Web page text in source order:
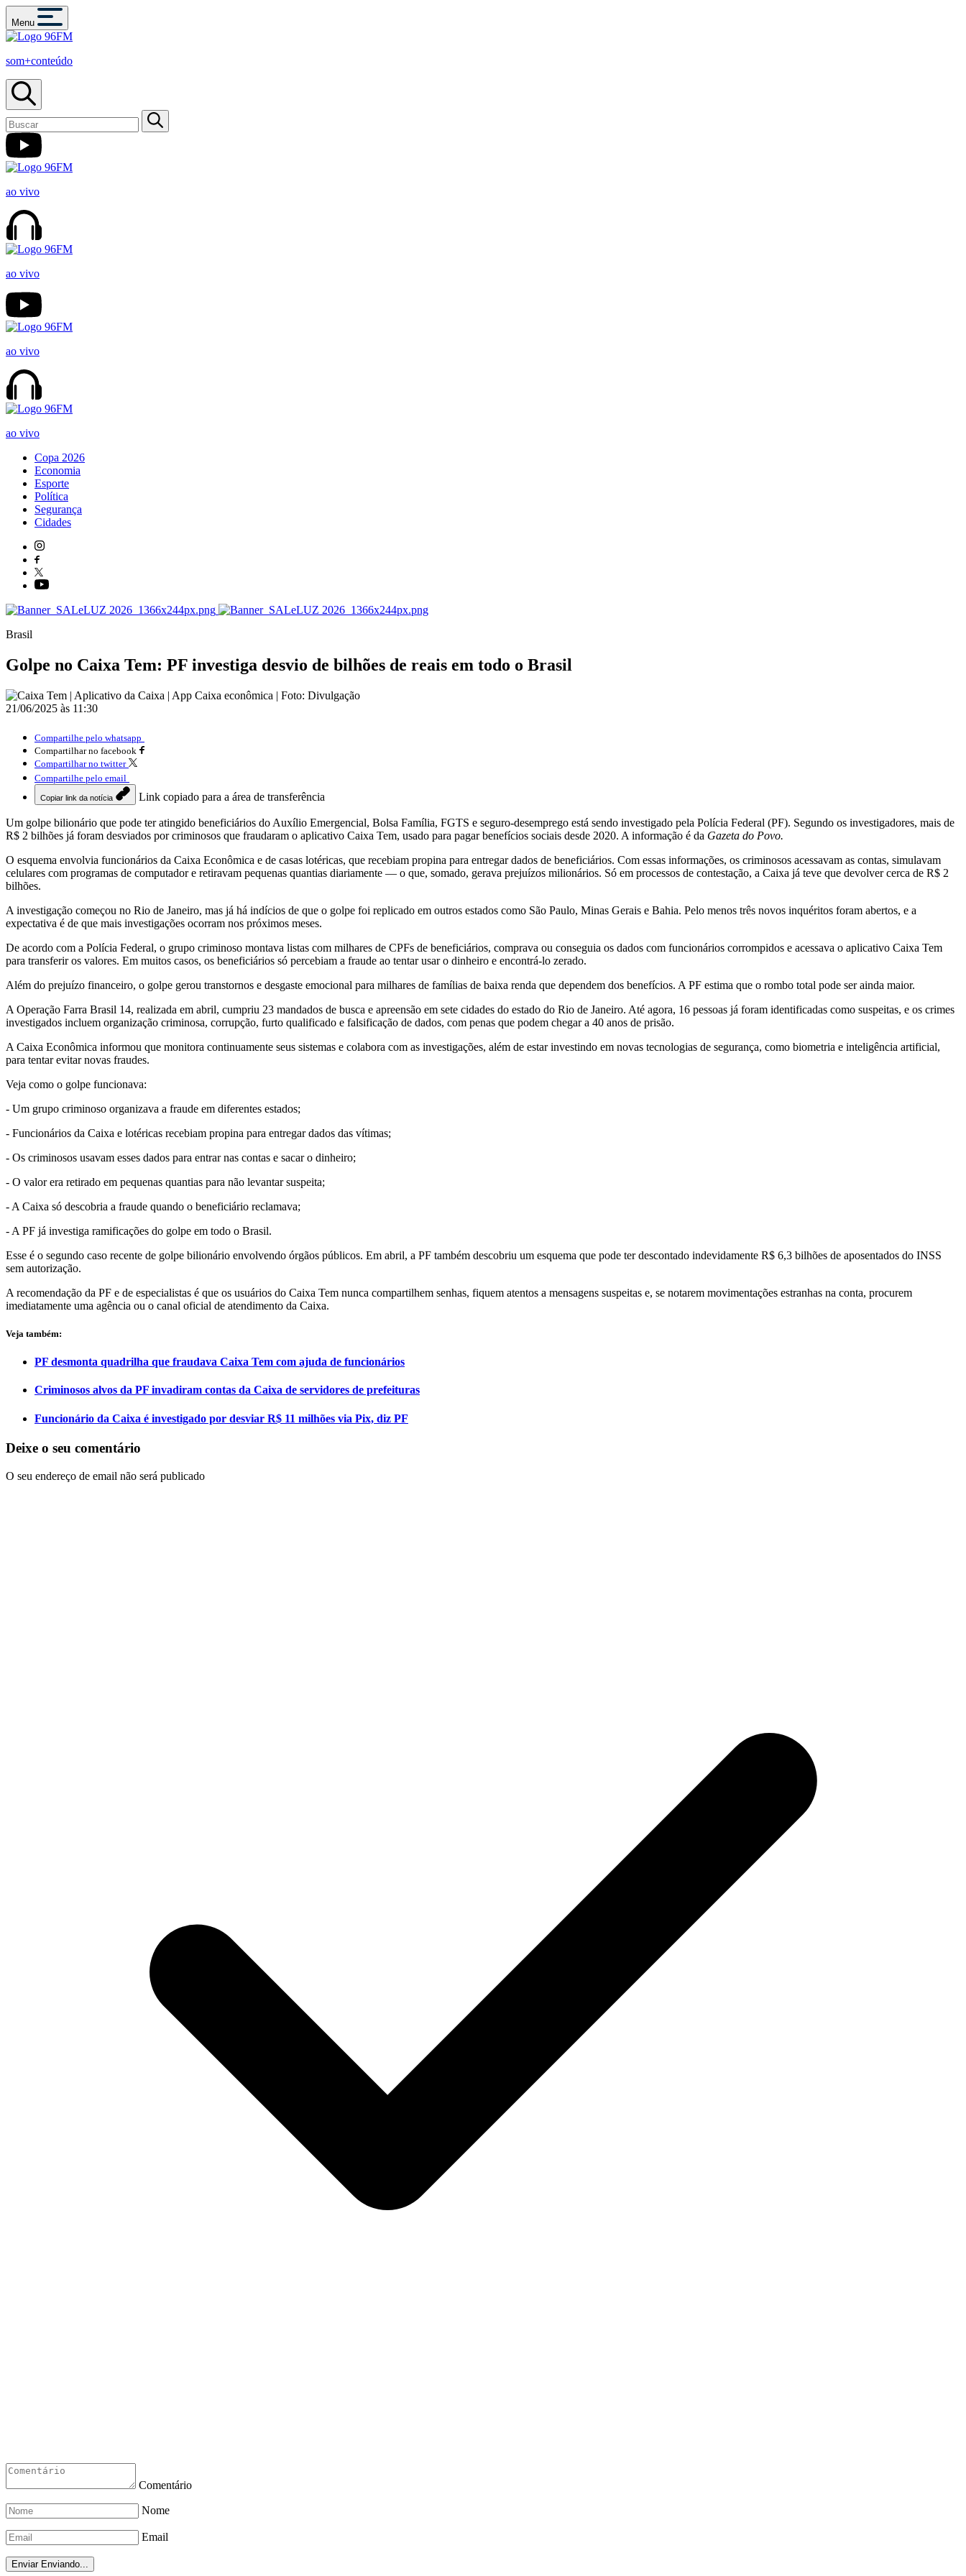
Menu
som+conteúdo
ao vivo
ao vivo
ao vivo
ao vivo
Copa 2026
Economia
Esporte
Política
Segurança
Cidades
Brasil
Golpe no Caixa Tem: PF investiga desvio de bilhões de reais em todo o Brasil
21/06/2025 às 11:30
Compartilhe pelo whatsapp
Compartilhar no facebook
Compartilhar no twitter
Compartilhe pelo email
Copiar link da notícia Link copiado para a área de transferência
Um golpe bilionário que pode ter atingido beneficiários do Auxílio Emergencial, Bolsa Família, FGTS e seguro-desemprego está sendo investigado pela Polícia Federal (PF). Segundo os investigadores, mais de
R$ 2 bilhões já foram desviados por criminosos que fraudaram o aplicativo Caixa Tem, usado para pagar benefícios sociais desde 2020. A informação é da Gazeta do Povo.
O esquema envolvia funcionários da Caixa Econômica e de casas lotéricas, que recebiam propina para entregar dados de beneficiários. Com essas informações, os criminosos acessavam as contas, simulavam
celulares com programas de computador e retiravam pequenas quantias diariamente — o que, somado, gerava prejuízos milionários. Só em processos de contestação, a Caixa já teve que devolver cerca de R$ 2
bilhões.
A investigação começou no Rio de Janeiro, mas já há indícios de que o golpe foi replicado em outros estados como São Paulo, Minas Gerais e Bahia. Pelo menos três novos inquéritos foram abertos, e a
expectativa é de que mais investigações ocorram nos próximos meses.
De acordo com a Polícia Federal, o grupo criminoso montava listas com milhares de CPFs de beneficiários, comprava ou conseguia os dados com funcionários corrompidos e acessava o aplicativo Caixa Tem
para transferir os valores. Em muitos casos, os beneficiários só percebiam a fraude ao tentar usar o dinheiro e encontrá-lo zerado.
Além do prejuízo financeiro, o golpe gerou transtornos e desgaste emocional para milhares de famílias de baixa renda que dependem dos benefícios. A PF estima que o rombo total pode ser ainda maior.
A Operação Farra Brasil 14, realizada em abril, cumpriu 23 mandados de busca e apreensão em sete cidades do estado do Rio de Janeiro. Até agora, 16 pessoas já foram identificadas como suspeitas, e os crimes
investigados incluem organização criminosa, corrupção, furto qualificado e falsificação de dados, com penas que podem chegar a 40 anos de prisão.
A Caixa Econômica informou que monitora continuamente seus sistemas e colabora com as investigações, além de estar investindo em novas tecnologias de segurança, como biometria e inteligência artificial,
para tentar evitar novas fraudes.
Veja como o golpe funcionava:
- Um grupo criminoso organizava a fraude em diferentes estados;
- Funcionários da Caixa e lotéricas recebiam propina para entregar dados das vítimas;
- Os criminosos usavam esses dados para entrar nas contas e sacar o dinheiro;
- O valor era retirado em pequenas quantias para não levantar suspeita;
- A Caixa só descobria a fraude quando o beneficiário reclamava;
- A PF já investiga ramificações do golpe em todo o Brasil.
Esse é o segundo caso recente de golpe bilionário envolvendo órgãos públicos. Em abril, a PF também descobriu um esquema que pode ter descontado indevidamente R$ 6,3 bilhões de aposentados do INSS
sem autorização.
A recomendação da PF e de especialistas é que os usuários do Caixa Tem nunca compartilhem senhas, fiquem atentos a mensagens suspeitas e, se notarem movimentações estranhas na conta, procurem
imediatamente uma agência ou o canal oficial de atendimento da Caixa.
Veja também:
PF desmonta quadrilha que fraudava Caixa Tem com ajuda de funcionários
Criminosos alvos da PF invadiram contas da Caixa de servidores de prefeituras
Funcionário da Caixa é investigado por desviar R$ 11 milhões via Pix, diz PF
Deixe o seu comentário
O seu endereço de email não será publicado
Comentário
Nome
Email
Enviar Enviando...